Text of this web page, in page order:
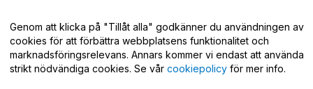
Hjälpcenter / Kontakta oss
Genom att klicka på "Tillåt alla" godkänner du användningen av
cookies för att förbättra webbplatsens funktionalitet och
marknadsföringsrelevans. Annars kommer vi endast att använda
strikt nödvändiga cookies. Se vår cookiepolicy för mer info.